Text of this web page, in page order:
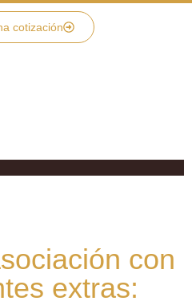
cotización
con
extras: